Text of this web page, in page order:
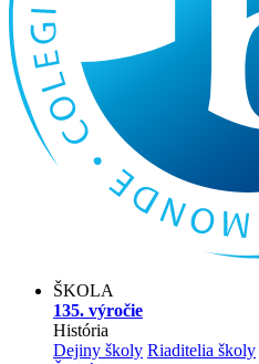
ŠKOLA
135. výročie
História
Dejiny školy Riaditelia školy